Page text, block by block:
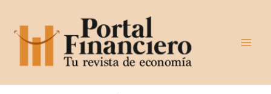
contenido